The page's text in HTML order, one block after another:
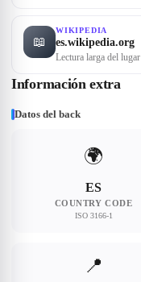
📖
WIKIPEDIA
es.wikipedia.org
Lectura larga del lugar
Información extra
Datos del back
🌍
ES
COUNTRY CODE
ISO 3166-1
📍